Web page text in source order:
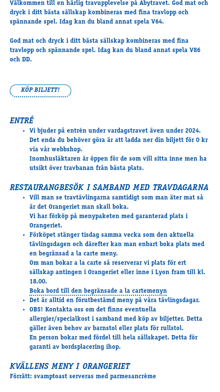
Travkonferens
Exponering & värdskap
Tävlingsserier
Aktiva
Månadens hästägare 2026
Månadens B-tränare 2026
Euro Classic Trot
Andelshästar
Åby Stora Pris 2026
Supertorsdag för företag
Supertorsdag
Ponnytravtävlingar
Ridsport
Om travskolan
Samarbetspartners
Licenskurser
Kursutbud och Aktiviteter
Ungdoms­stipendium
Ledningsgrupp
Välkommen till en härlig travupplevelse på Åbytravet. God mat och
dryck i ditt bästa sällskap kombineras med fina travlopp och
spännande spel. Idag kan du bland annat spela V64.
God mat och dryck i ditt bästa sällskap kombineras med fina
travlopp och spännande spel. Idag kan du bland annat spela V86
och DD.
KÖP BILJETT!
ENTRÉ
Vi bjuder på entrén under vardagstravet även under 2024.
Det enda du behöver göra är att ladda ner din biljett för 0 kr
via vår webbshop.
Inomhusläktaren är öppen för de som vill sitta inne men ha
utsikt över travbanan från bästa plats.
RESTAURANGBESÖK I SAMBAND MED TRAVDAGARNA
Vill man se travtävlingarna samtidigt som man äter mat så
är det Orangeriet man skall boka.
Vi har förköp på menypaketen med garanterad plats i
Orangeriet.
Förköpet stänger tisdag samma vecka som den aktuella
tävlingsdagen och därefter kan man enbart boka plats med
en begränsad a la carte meny.
Om man bokar a la carte så reserverar vi plats för ert
sällskap antingen i Orangeriet eller inne i Lyon fram till kl.
18.00.
Boka bord till den begränsade a la cartemenyn
Det är alltid en förutbestämd meny på våra tävlingsdagar.
OBS! Kontakta oss om det finns eventuella
allergier/specialkost i samband med köp av biljetter. Detta
gäller även behov av barnstol eller plats för rullstol.
En person bokar med fördel till hela sällskapet. Detta för
garanti av bordsplacering ihop.
KVÄLLENS MENY I ORANGERIET
Förrätt: svamptoast serveras med parmesancrème